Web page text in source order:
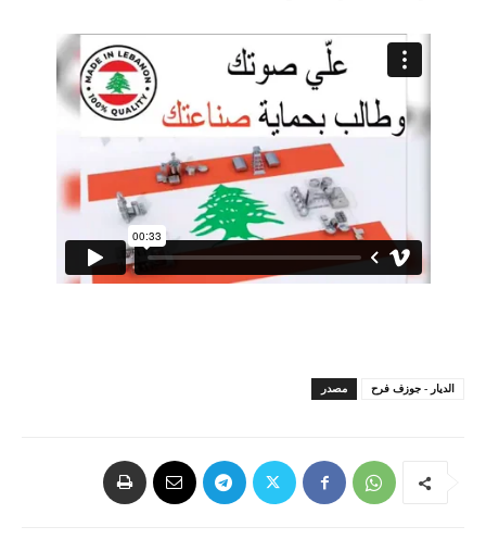
مصدر الديار - جوزف فرح